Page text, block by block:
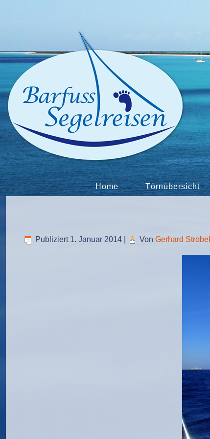
Home Törnübersicht
Publiziert 1. Januar 2014 Von Gerhard Strobel